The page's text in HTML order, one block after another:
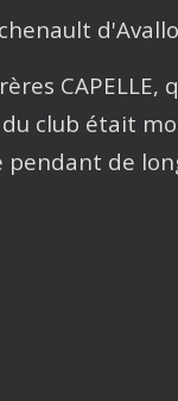
CAPELLE,
club était
de